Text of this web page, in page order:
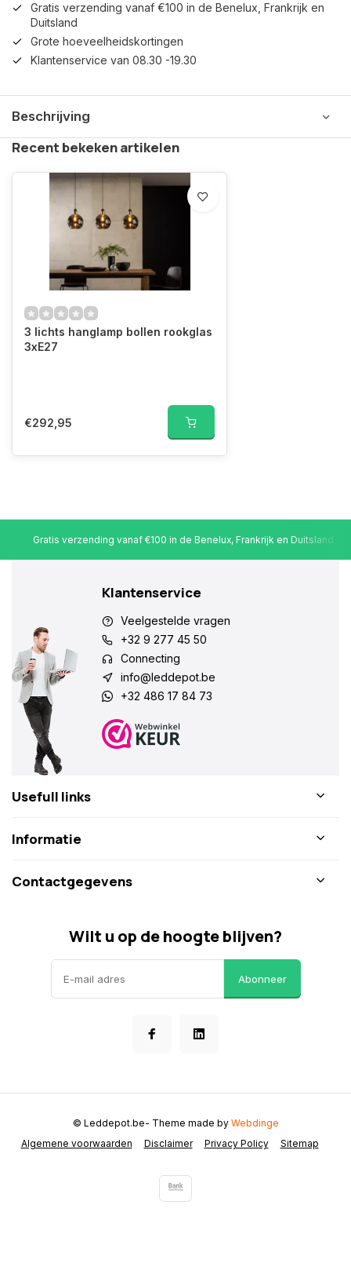
Gratis verzending vanaf €100 in de Benelux, Frankrijk en
Duitsland
Grote hoeveelheidskortingen
Klantenservice van 08.30 -19.30
Beschrijving
Recent bekeken artikelen
3 lichts hanglamp bollen rookglas
3xE27
€292,95
Gratis verzending vanaf €100 in de Benelux, Frankrijk en Duitsland
Klantenservice
Veelgestelde vragen
+32 9 277 45 50
Connecting
info@leddepot.be
+32 486 17 84 73
Usefull links
Informatie
Contactgegevens
Wilt u op de hoogte blijven?
Abonneer
Algemene voorwaarden Disclaimer Privacy Policy Sitemap
© Leddepot.be- Theme made by Webdinge